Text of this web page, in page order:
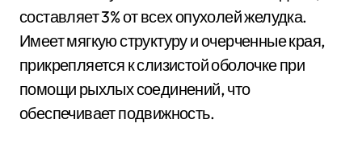
составляет 3% от всех опухолей желудка.
Имеет мягкую структуру и очерченные края,
прикрепляется к слизистой оболочке при
помощи рыхлых соединений, что
обеспечивает подвижность.